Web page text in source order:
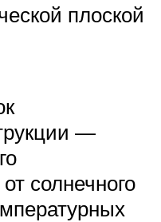
плоской
—
солнечного